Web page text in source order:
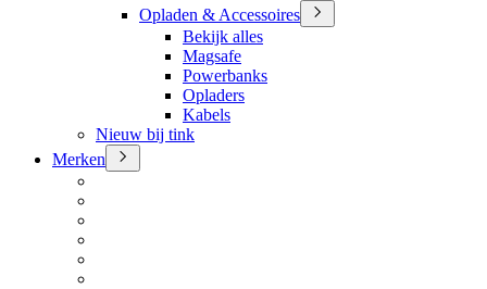
Opladen & Accessoires
Bekijk alles
Magsafe
Powerbanks
Opladers
Kabels
Nieuw bij tink
Merken